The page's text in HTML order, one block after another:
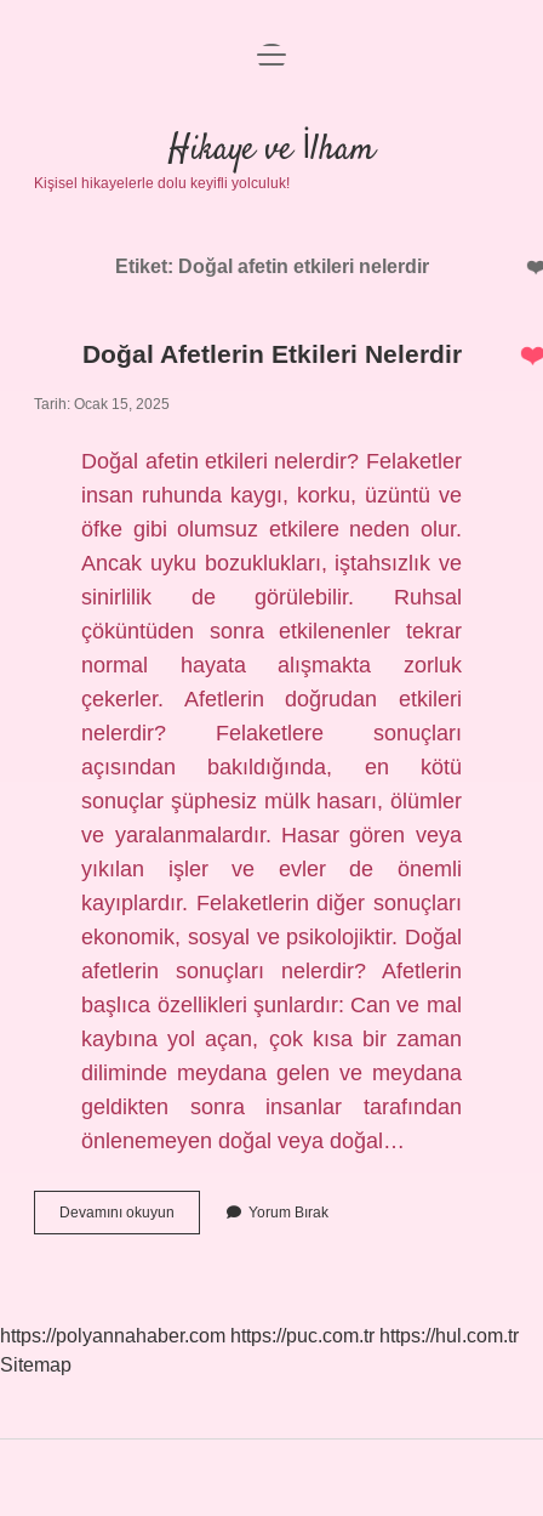
Anasayfa
Gizlilik Politikası
Yasal Uyarı
menüyü
Hikaye ve İlham
Kişisel hikayelerle dolu keyifli yolculuk!
Etiket: Doğal afetin etkileri nelerdir
Doğal Afetlerin Etkileri Nelerdir
Tarih: Ocak 15, 2025
Doğal afetin etkileri nelerdir? Felaketler
insan ruhunda kaygı, korku, üzüntü ve
öfke gibi olumsuz etkilere neden olur.
Ancak uyku bozuklukları, iştahsızlık ve
sinirlilik de görülebilir. Ruhsal
çöküntüden sonra etkilenenler tekrar
normal hayata alışmakta zorluk
çekerler. Afetlerin doğrudan etkileri
nelerdir? Felaketlere sonuçları
açısından bakıldığında, en kötü
sonuçlar şüphesiz mülk hasarı, ölümler
ve yaralanmalardır. Hasar gören veya
yıkılan işler ve evler de önemli
kayıplardır. Felaketlerin diğer sonuçları
ekonomik, sosyal ve psikolojiktir. Doğal
afetlerin sonuçları nelerdir? Afetlerin
başlıca özellikleri şunlardır: Can ve mal
kaybına yol açan, çok kısa bir zaman
diliminde meydana gelen ve meydana
geldikten sonra insanlar tarafından
önlenemeyen doğal veya doğal…
Devamını okuyun
Afetlerin
Yorum Bırak
https://polyannahaber.com https://puc.com.tr https://hul.com.tr
Sitemap